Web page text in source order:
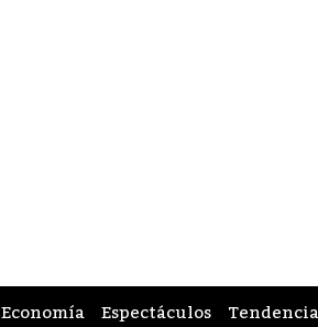
Economía Espectáculos Tendencia